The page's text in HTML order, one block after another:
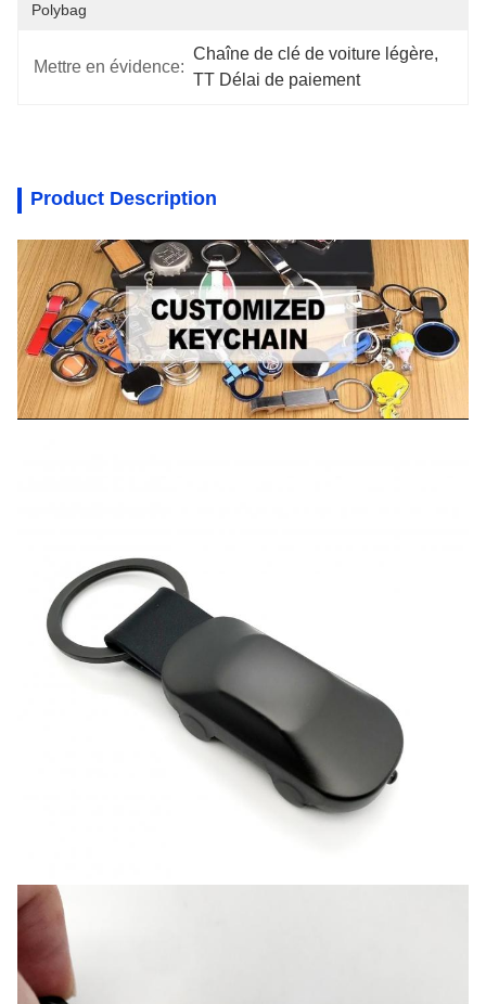
Polybag
Mettre en évidence:
Chaîne de clé de voiture légère,
TT Délai de paiement
Product Description